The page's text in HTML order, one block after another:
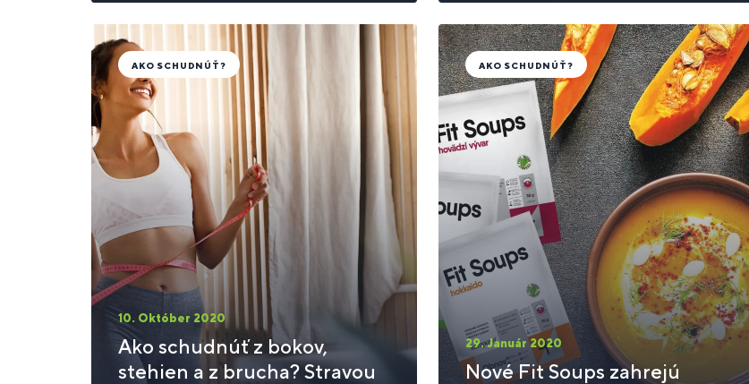
10. Október 2020
Ako schudnúť z bokov,
stehien a z brucha? Stravou
AKO SCHUDNÚŤ?
29. Január 2020
Nové Fit Soups zahrejú
AKO SCHUDNÚŤ?